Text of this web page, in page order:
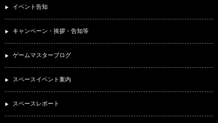
イベント告知
キャンペーン・挨拶・告知等
ゲームマスターブログ
スペースイベント案内
スペースレポート